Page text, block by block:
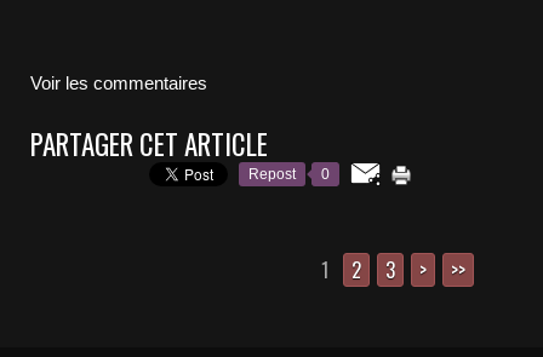
Voir les commentaires
PARTAGER CET ARTICLE
Repost 0
1 2 3 > >>